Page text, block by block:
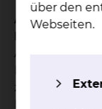
Auf
Nasen- und
Ambulante
zuvor stationär
über den
Webseiten.